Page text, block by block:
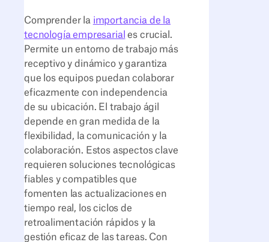
Comprender la importancia de la
tecnología empresarial es crucial.
Permite un entorno de trabajo más
receptivo y dinámico y garantiza
que los equipos puedan colaborar
eficazmente con independencia
de su ubicación. El trabajo ágil
depende en gran medida de la
flexibilidad, la comunicación y la
colaboración. Estos aspectos clave
requieren soluciones tecnológicas
fiables y compatibles que
fomenten las actualizaciones en
tiempo real, los ciclos de
retroalimentación rápidos y la
gestión eficaz de las tareas. Con